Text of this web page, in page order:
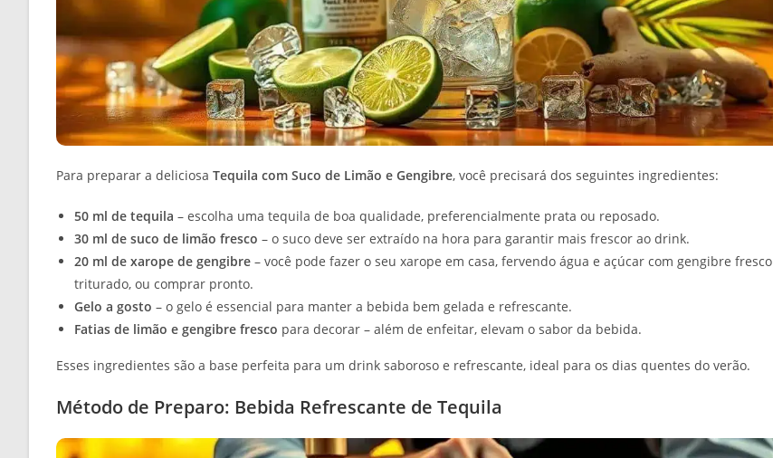
Para preparar a deliciosa Tequila com Suco de Limão e Gengibre, você precisará dos seguintes ingredientes:
50 ml de tequila – escolha uma tequila de boa qualidade, preferencialmente prata ou reposado.
30 ml de suco de limão fresco – o suco deve ser extraído na hora para garantir mais frescor ao drink.
20 ml de xarope de gengibre – você pode fazer o seu xarope em casa, fervendo água e açúcar com gengibre fresco
triturado, ou comprar pronto.
Gelo a gosto – o gelo é essencial para manter a bebida bem gelada e refrescante.
Fatias de limão e gengibre fresco para decorar – além de enfeitar, elevam o sabor da bebida.
Esses ingredientes são a base perfeita para um drink saboroso e refrescante, ideal para os dias quentes do verão.
Método de Preparo: Bebida Refrescante de Tequila